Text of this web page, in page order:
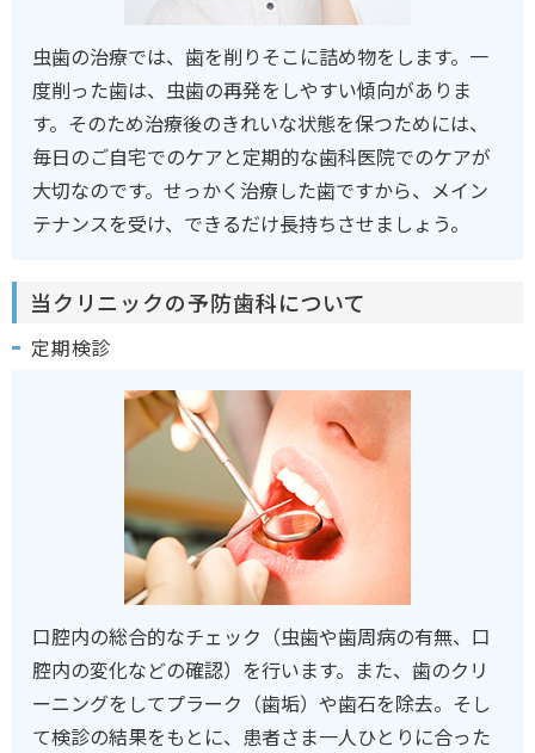
虫歯の治療では、歯を削りそこに詰め物をします。一
度削った歯は、虫歯の再発をしやすい傾向がありま
す。そのため治療後のきれいな状態を保つためには、
毎日のご自宅でのケアと定期的な歯科医院でのケアが
大切なのです。せっかく治療した歯ですから、メイン
テナンスを受け、できるだけ長持ちさせましょう。
当クリニックの予防歯科について
定期検診
口腔内の総合的なチェック（虫歯や歯周病の有無、口
腔内の変化などの確認）を行います。また、歯のクリ
ーニングをしてプラーク（歯垢）や歯石を除去。そし
て検診の結果をもとに、患者さま一人ひとりに合った